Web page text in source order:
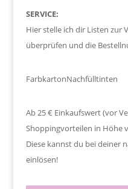
SERVICE:
Hier stelle ich dir Listen zur
überprüfen und die
FarbkartonNachfülltinten
Ab 25 € Einkaufswert (vor
Shoppingvorteilen in Höhe
Diese kannst du bei deiner
einlösen!